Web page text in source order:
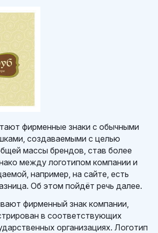
фирменные знаки с обычными
создаваемыми с целью
массы брендов, став более
между логотипом компании и
например, на сайте, есть
Об этом пойдёт речь далее.
фирменный знак компании,
в соответствующих
организациях. Логотип